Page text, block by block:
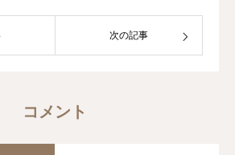
次の記事
コメント